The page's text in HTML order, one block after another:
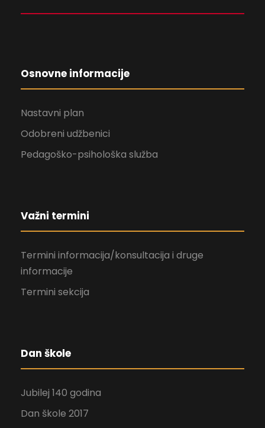
Osnovne informacije
Nastavni plan
Odobreni udžbenici
Pedagoško-psihološka služba
Važni termini
Termini informacija/konsultacija i druge
informacije
Termini sekcija
Dan škole
Jubilej 140 godina
Dan škole 2017